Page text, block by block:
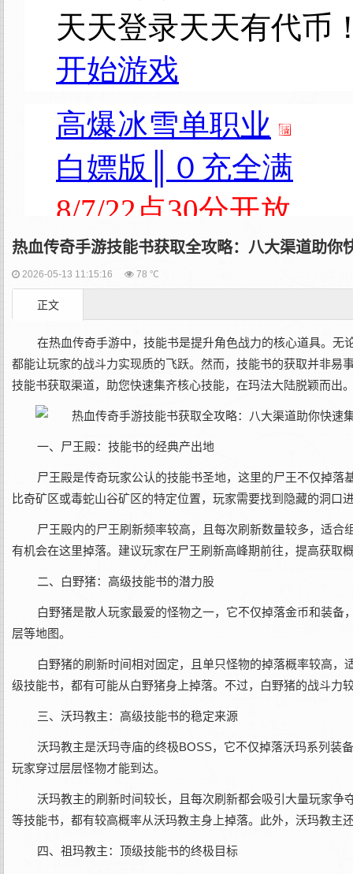
热血传奇手游技能书获取全攻略：八大渠道助你
2026-05-13 11:15:16 78 ℃
正文
在热血传奇手游中，技能书是提升角色战力的核心道具。
都能让玩家的战斗力实现质的飞跃。然而，技能书的获取并非易
技能书获取渠道，助您快速集齐核心技能，在玛法大陆脱颖而出
一、尸王殿：技能书的经典产出地
尸王殿是传奇玩家公认的技能书圣地，这里的尸王不仅掉
比奇矿区或毒蛇山谷矿区的特定位置，玩家需要找到隐藏的洞口
尸王殿内的尸王刷新频率较高，且每次刷新数量较多，适
有机会在这里掉落。建议玩家在尸王刷新高峰期前往，提高获取
二、白野猪：高级技能书的潜力股
白野猪是散人玩家最爱的怪物之一，它不仅掉落金币和装
层等地图。
白野猪的刷新时间相对固定，且单只怪物的掉落概率较高
级技能书，都有可能从白野猪身上掉落。不过，白野猪的战斗力
三、沃玛教主：高级技能书的稳定来源
沃玛教主是沃玛寺庙的终极BOSS，它不仅掉落沃玛系列装
玩家穿过层层怪物才能到达。
沃玛教主的刷新时间较长，且每次刷新都会吸引大量玩家
等技能书，都有较高概率从沃玛教主身上掉落。此外，沃玛教主
四、祖玛教主：顶级技能书的终极目标